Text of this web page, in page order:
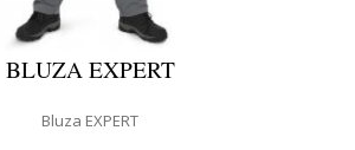
BLUZA EXPERT
Bluza EXPERT